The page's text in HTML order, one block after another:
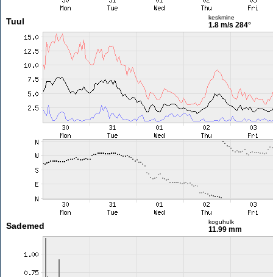
Tuul keskmine
1.8 m/s 284°
Sademed koguhulk
11.99 mm